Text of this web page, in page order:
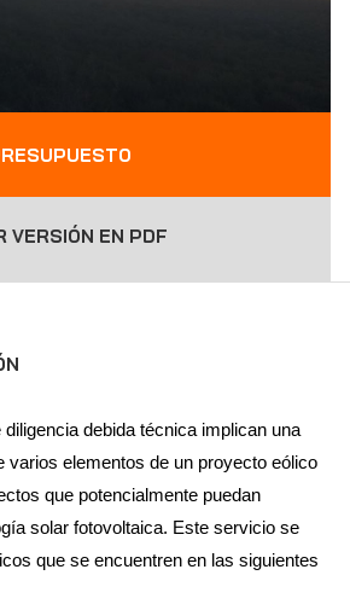
VERSIÓN EN PDF
debida técnica implican una
varios elementos de un proyecto eólico
que potencialmente puedan
solar fotovoltaica. Este servicio se
que se encuentren en las siguientes